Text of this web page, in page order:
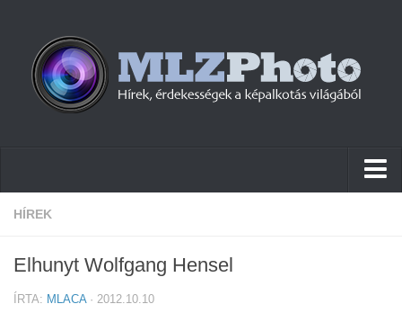
Hírek
Cikkek
HÍREK
Elhunyt Wolfgang Hensel
ÍRTA: MLACA· 2012.10.10